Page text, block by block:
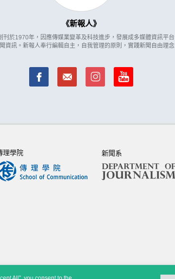
新報人
刊於1970年，因應傳媒業變革及科技進步，發展成多媒體資訊平
資訊。新報人奉行編輯自主，自我管理的原則，實踐新聞自由理念
理學院 新聞系